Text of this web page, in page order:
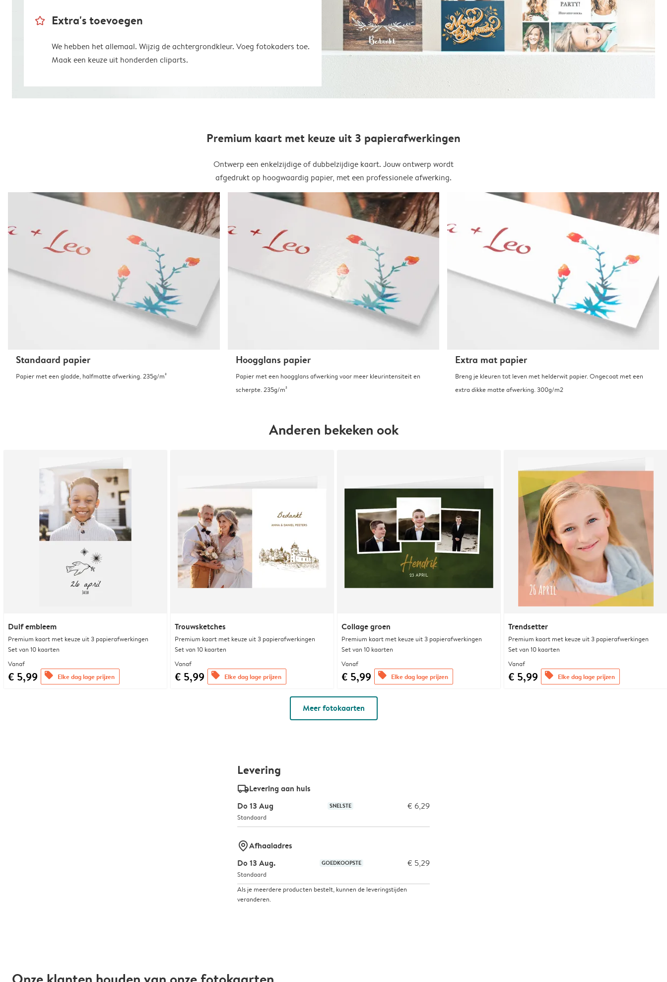
star_outline Extra's toevoegen
We hebben het allemaal. Wijzig de achtergrondkleur. Voeg fotokaders toe.
Maak een keuze uit honderden cliparts.
Premium kaart met keuze uit 3 papierafwerkingen
Ontwerp een enkelzijdige of dubbelzijdige kaart. Jouw ontwerp wordt
afgedrukt op hoogwaardig papier, met een professionele afwerking.
Standaard papier
Papier met een gladde, halfmatte afwerking. 235g/m²
Hoogglans papier
Papier met een hoogglans afwerking voor meer kleurintensiteit en
scherpte. 235g/m²
Extra mat papier
Breng je kleuren tot leven met helderwit papier. Ongecoat met een
extra dikke matte afwerking. 300g/m2
Anderen bekeken ook
Duif embleem
Premium kaart met keuze uit 3 papierafwerkingen
Set van 10 kaarten
Vanaf
€ 5,99 offers Elke dag lage prijzen
Trouwsketches
Premium kaart met keuze uit 3 papierafwerkingen
Set van 10 kaarten
Vanaf
€ 5,99 offers Elke dag lage prijzen
Collage groen
Premium kaart met keuze uit 3 papierafwerkingen
Set van 10 kaarten
Vanaf
€ 5,99 offers Elke dag lage prijzen
Trendsetter
Premium kaart met keuze uit 3 papierafwerkingen
Set van 10 kaarten
Vanaf
€ 5,99 offers Elke dag lage prijzen
Meer fotokaarten
Levering
delivery_standard_v2Levering aan huis
Do 13 Aug
SNELSTE € 6,29
Standaard
marker-pinAfhaaladres
Do 13 Aug.
GOEDKOOPSTE € 5,29
Standaard
Als je meerdere producten bestelt, kunnen de leveringstijden
veranderen.